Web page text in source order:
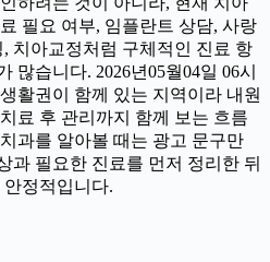
필요 여부, 임플란트 상담, 사랑
치아교정처럼 구체적인 진료 항
많습니다. 2026년05월04일 06시
활권이 함께 있는 지역이라 내원
료 후 관리까지 함께 보는 흐름
과를 알아볼 때는 광고 문구만
과 필요한 진료를 먼저 정리한 뒤
정적입니다.